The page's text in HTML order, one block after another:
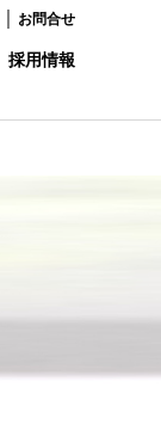
お問合せ
採用情報